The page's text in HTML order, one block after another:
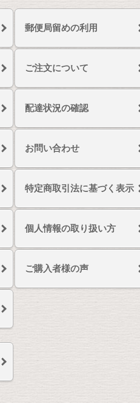
郵便局留めの利用
ご注文について
配達状況の確認
お問い合わせ
特定商取引法に基づく表示
個人情報の取り扱い方
ご購入者様の声